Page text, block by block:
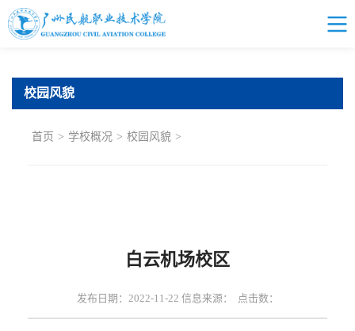
校园风貌
首页 > 学校概况 > 校园风貌 >
白云机场校区
发布日期：2022-11-22 信息来源： 点击数：